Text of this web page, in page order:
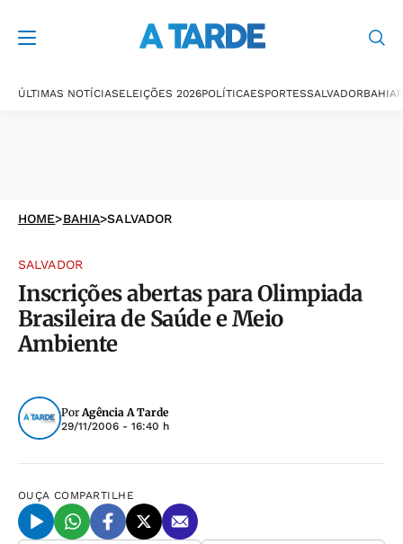
ÚLTIMAS NOTÍCIASELEIÇÕES 2026POLÍTICAESPORTESSALVADORBAHIA
HOME>BAHIA>SALVADOR
SALVADOR
Inscrições abertas para Olimpiada
Brasileira de Saúde e Meio
Ambiente
PorAgência A Tarde
29/11/2006 - 16:40 h
OUÇA COMPARTILHE